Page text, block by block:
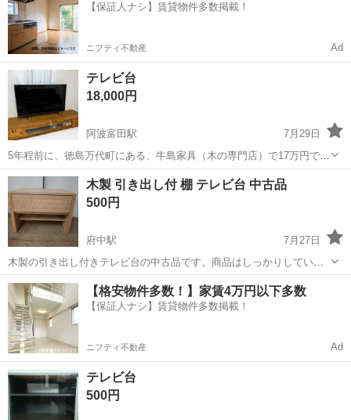
【保証人ナシ】賃貸物件多数掲載！
ニフティ不動産 Ad
テレビ台
18,000円
阿波富田駅
7月29日
5年程前に、徳島万代町にある、牛島家具（木の専門店）で17万円で購
入したテレビ台です😌✨ すごく丈夫で、傷も汚れも特にありません。
とても綺麗な状態です。 今回引越しで持っていけないので、こちらに
出します。 自宅に取りに...
徳島 徳島市 阿波富田駅 収納家具
木製 引き出し付 棚 テレビ台 中古品
500円
府中駅
7月27日
木製の引き出し付きテレビ台の中古品です。商品はしっかりしていま
すが、使用時のテープ跡があります。また、小さなキズや汚れ等もあ
りますが、ご了承の上、ご購入お願いします。 サイズ横幅約59cm、
奥行約40cm、高さ約42.5c...
徳島 徳島市 府中駅 収納家具
【格安物件多数！】家賃4万円以下多数
【保証人ナシ】賃貸物件多数掲載！
ニフティ不動産 Ad
テレビ台
500円